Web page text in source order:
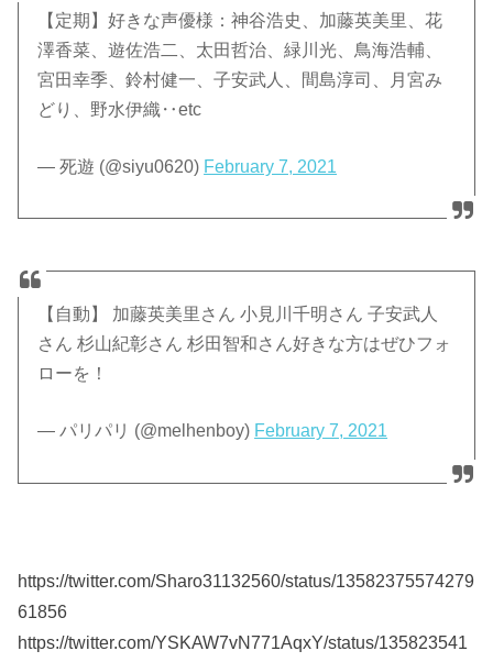
【定期】好きな声優様：神谷浩史、加藤英美里、花
澤香菜、遊佐浩二、太田哲治、緑川光、鳥海浩輔、
宮田幸季、鈴村健一、子安武人、間島淳司、月宮み
どり、野水伊織‥etc
— 死遊 (@siyu0620) February 7, 2021
【自動】 加藤英美里さん 小見川千明さん 子安武人
さん 杉山紀彰さん 杉田智和さん好きな方はぜひフォ
ローを！
— パリパリ (@melhenboy) February 7, 2021
https://twitter.com/Sharo31132560/status/13582375574279
61856
https://twitter.com/YSKAW7vN771AqxY/status/135823541